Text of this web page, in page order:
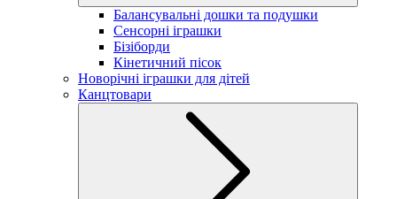
Балансувальні дошки та подушки
Сенсорні іграшки
Бізіборди
Кінетичний пісок
Новорічні іграшки для дітей
Канцтовари